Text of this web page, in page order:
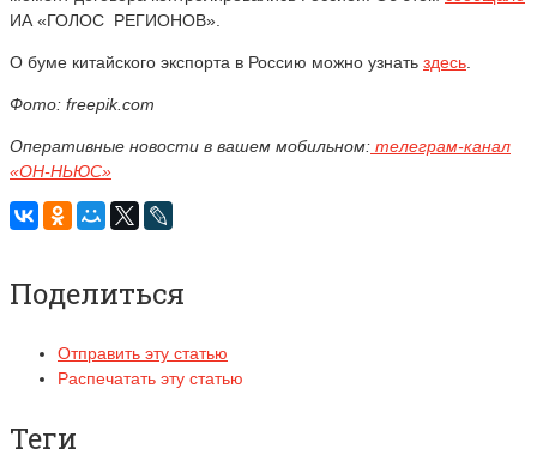
ИА «ГОЛОС РЕГИОНОВ».
О буме китайского экспорта в Россию можно узнать здесь
Фото: freepik.com
Оперативные новости в вашем мобильном: телеграм-канал
«ОН-НЬЮС»
Поделиться
Отправить эту статью
Распечатать эту статью
Теги